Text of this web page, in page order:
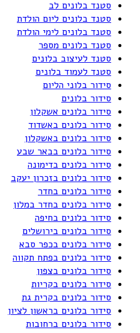
סטנד בלונים לב
סטנד בלונים ליום הולדת
סטנד בלונים לימי הולדת
סטנד בלונים מספר
סטנד לעיצוב בלונים
סטנד לעמוד בלונים
סידור בלוני הליום
סידור בלונים
סידור בלונים אשקלון
סידור בלונים באשדוד
סידור בלונים באשקלון
סידור בלונים בבאר שבע
סידור בלונים בדימונה
סידור בלונים בזכרון יעקב
סידור בלונים בחדר
סידור בלונים בחדר במלון
סידור בלונים בחיפה
סידור בלונים בירושלים
סידור בלונים בכפר סבא
סידור בלונים בפתח תקווה
סידור בלונים בצפון
סידור בלונים בקריות
סידור בלונים בקרית גת
סידור בלונים בראשון לציון
סידור בלונים ברחובות